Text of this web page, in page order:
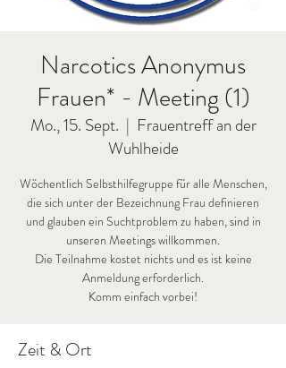
Narcotics Anonymus
Frauen* - Meeting (1)
Mo., 15. Sept.
  |
Frauentreff an der
Wuhlheide
Wöchentlich Selbsthilfegruppe für alle Menschen,
die sich unter der Bezeichnung Frau definieren
und glauben ein Suchtproblem zu haben, sind in
unseren Meetings willkommen.
Die Teilnahme kostet nichts und es ist keine
Anmeldung erforderlich.
Komm einfach vorbei!
Zeit & Ort